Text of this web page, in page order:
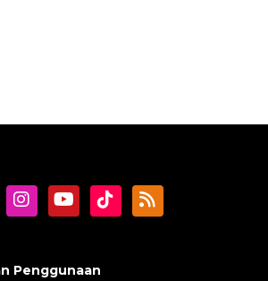
Penggunaan